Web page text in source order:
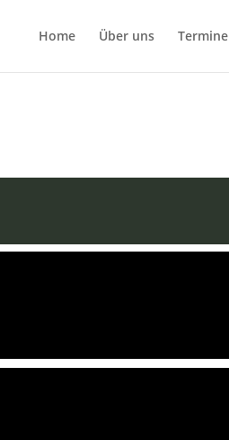
Home Über uns Termine